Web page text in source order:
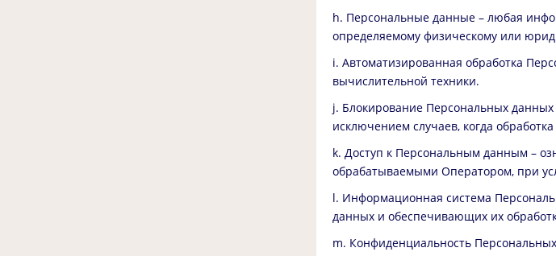
h. Персональные данные – любая
определяемому физическому или
i. Автоматизированная обработка
вычислительной техники.
j. Блокирование Персональных
исключением случаев, когда
k. Доступ к Персональным данным –
обрабатываемыми Оператором, при
l. Информационная система
данных и обеспечивающих их
m. Конфиденциальность